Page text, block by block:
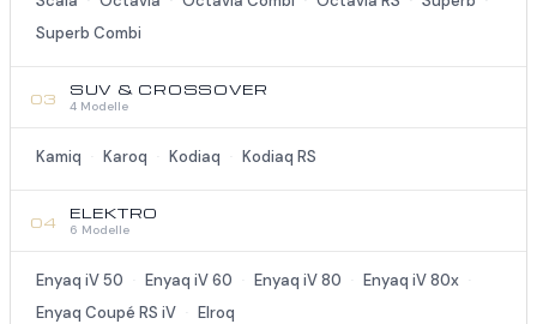
Superb Combi
03 SUV & CROSSOVER
4 Modelle
Kamiq Karoq Kodiaq Kodiaq RS
04 ELEKTRO
6 Modelle
Enyaq iV 50 Enyaq iV 60 Enyaq iV 80 Enyaq iV 80x
Enyaq Coupé RS iV Elroq